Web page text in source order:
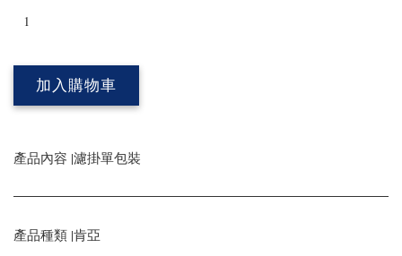
加入購物車
產品內容 |濾掛單包裝
產品種類 |肯亞